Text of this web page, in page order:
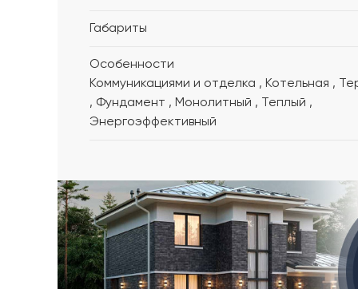
Габариты
Особенности
Коммуникациями и отделка , Котельная , Терраса
, Фундамент , Монолитный , Теплый ,
Энергоэффективный